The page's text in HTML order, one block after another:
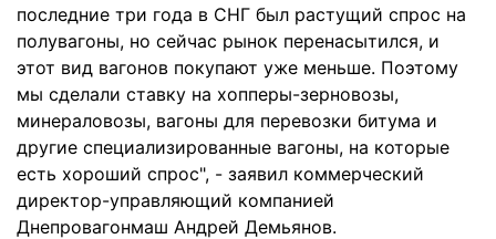
последние три года в СНГ был растущий спрос на
полувагоны, но сейчас рынок перенасытился, и
этот вид вагонов покупают уже меньше. Поэтому
мы сделали ставку на хопперы-зерновозы,
минераловозы, вагоны для перевозки битума и
другие специализированные вагоны, на которые
есть хороший спрос", - заявил коммерческий
директор-управляющий компанией
Днепровагонмаш Андрей Демьянов.